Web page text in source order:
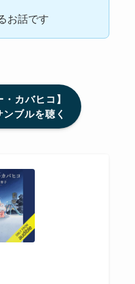
お話です
・カバヒコ】
ブルを聴く